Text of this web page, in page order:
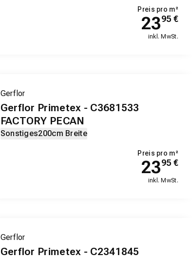
Preis pro m²
2395 €
inkl. MwSt.
Gerflor
Gerflor Primetex - C3681533
FACTORY PECAN
Sonstiges200cm Breite
Preis pro m²
2395 €
inkl. MwSt.
Gerflor
Gerflor Primetex - C2341845